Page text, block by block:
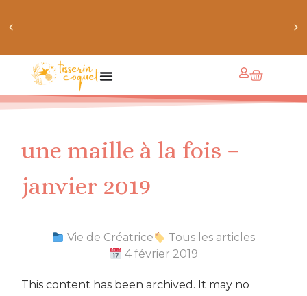
obtiens 20% de réduction sur ton prochain achat de
une maille à la fois –
janvier 2019
Vie de Créatrice
Tous les articles
4 février 2019
This content has been archived. It may no